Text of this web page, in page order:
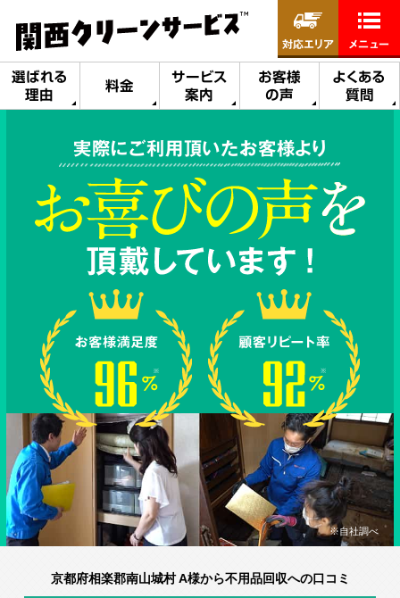
選ばれる
理由
料金
サービス
案内
お客様
の声
よくある
質問
対応エリア メニュー
実際にご利用頂いたお客様より
※自社調べ
京都府相楽郡南山城村 A様から不用品回収への口コミ